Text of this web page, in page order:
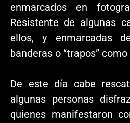
enmarcados en
Resistente de algunas
ellos, y enmarcadas
banderas o “trapos”
De este día cabe
algunas personas
quienes manifestaron